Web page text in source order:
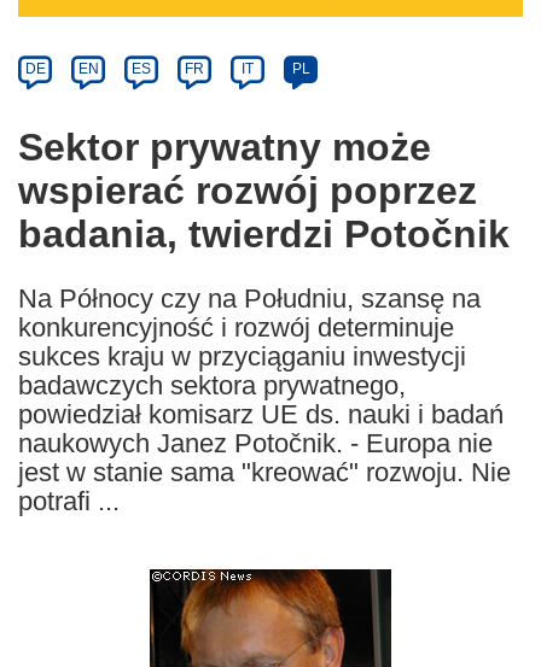
Article
available
the
following
languages:
DE EN ES FR IT PL
Sektor prywatny może
wspierać rozwój poprzez
badania, twierdzi Potočnik
Na Północy czy na Południu, szansę na
konkurencyjność i rozwój determinuje
sukces kraju w przyciąganiu inwestycji
badawczych sektora prywatnego,
powiedział komisarz UE ds. nauki i badań
naukowych Janez Potočnik. - Europa nie
jest w stanie sama "kreować" rozwoju. Nie
potrafi ...